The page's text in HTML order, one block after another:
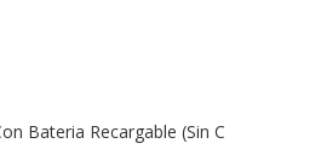
Bateria Recargable (Sin C